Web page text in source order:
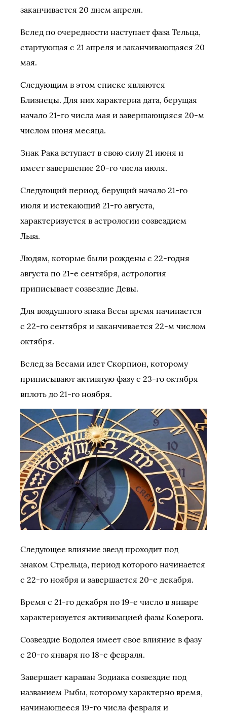
заканчивается 20 днем апреля.
Вслед по очередности наступает фаза Тельца,
стартующая с 21 апреля и заканчивающаяся 20
мая.
Следующим в этом списке являются
Близнецы. Для них характерна дата, берущая
начало 21-го числа мая и завершающаяся 20-м
числом июня месяца.
Знак Рака вступает в свою силу 21 июня и
имеет завершение 20-го числа июля.
Следующий период, берущий начало 21-го
июля и истекающий 21-го августа,
характеризуется в астрологии созвездием
Льва.
Людям, которые были рождены с 22-годня
августа по 21-е сентября, астрология
приписывает созвездие Девы.
Для воздушного знака Весы время начинается
с 22-го сентября и заканчивается 22-м числом
октября.
Вслед за Весами идет Скорпион, которому
приписывают активную фазу с 23-го октября
вплоть до 21-го ноября.
Следующее влияние звезд проходит под
знаком Стрельца, период которого начинается
с 22-го ноября и завершается 20-е декабря.
Время с 21-го декабря по 19-е число в январе
характеризуется активизацией фазы Козерога.
Созвездие Водолея имеет свое влияние в фазу
с 20-го января по 18-е февраля.
Завершает караван Зодиака созвездие под
названием Рыбы, которому характерно время,
начинающееся 19-го числа февраля и